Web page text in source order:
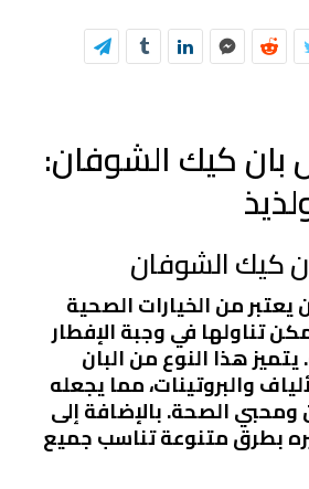
كيك الشوفان:
كيك الشوفان
من الخيارات الصحية
تناولها في وجبة الإفطار
هذا النوع من البان
والبروتينات، مما يجعله
ومحبي الصحة. بالإضافة إلى
بطرق متنوعة تناسب جميع